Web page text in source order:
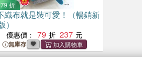
79 折
織布就是裝可愛！（暢銷新
）
優惠價： 79 237
無庫存